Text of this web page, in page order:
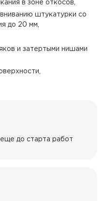
в зоне откосов,
штукатурки со
до 20 мм,
и затертыми нишами
до старта работ